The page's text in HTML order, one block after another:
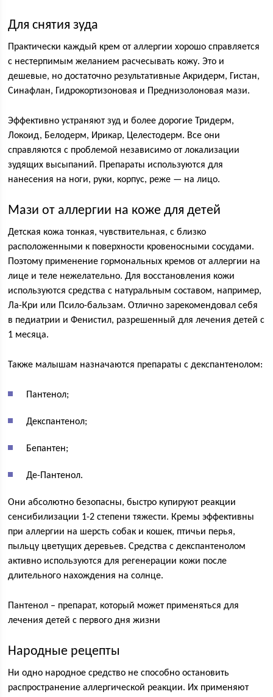
Для снятия зуда
Практически каждый крем от аллергии хорошо справляется
с нестерпимым желанием расчесывать кожу. Это и
дешевые, но достаточно результативные Акридерм, Гистан,
Синафлан, Гидрокортизоновая и Преднизолоновая мази.
Эффективно устраняют зуд и более дорогие Тридерм,
Локоид, Белодерм, Ирикар, Целестодерм. Все они
справляются с проблемой независимо от локализации
зудящих высыпаний. Препараты используются для
нанесения на ноги, руки, корпус, реже — на лицо.
Мази от аллергии на коже для детей
Детская кожа тонкая, чувствительная, с близко
расположенными к поверхности кровеносными сосудами.
Поэтому применение гормональных кремов от аллергии на
лице и теле нежелательно. Для восстановления кожи
используются средства с натуральным составом, например,
Ла-Кри или Псило-бальзам. Отлично зарекомендовал себя
в педиатрии и Фенистил, разрешенный для лечения детей с
1 месяца.
Также малышам назначаются препараты с декспантенолом:
Пантенол;
Декспантенол;
Бепантен;
Де-Пантенол.
Они абсолютно безопасны, быстро купируют реакции
сенсибилизации 1-2 степени тяжести. Кремы эффективны
при аллергии на шерсть собак и кошек, птичьи перья,
пыльцу цветущих деревьев. Средства с декспантенолом
активно используются для регенерации кожи после
длительного нахождения на солнце.
Пантенол – препарат, который может применяться для
лечения детей с первого дня жизни
Народные рецепты
Ни одно народное средство не способно остановить
распространение аллергической реакции. Их применяют